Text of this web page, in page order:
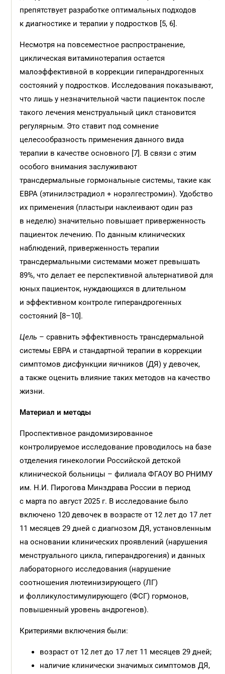
препятствует разработке оптимальных подходов
к диагностике и терапии у подростков [5, 6].
Несмотря на повсеместное распространение,
циклическая витаминотерапия остается
малоэффективной в коррекции гиперандрогенных
состояний у подростков. Исследования показывают,
что лишь у незначительной части пациенток после
такого лечения менструальный цикл становится
регулярным. Это ставит под сомнение
целесообразность применения данного вида
терапии в качестве основного [7]. В связи с этим
особого внимания заслуживают
трансдермальные гормональные системы, такие как
ЕВРА (этинилэстрадиол + норэлгестромин). Удобство
их применения (пластыри наклеивают один раз
в неделю) значительно повышает приверженность
пациенток лечению. По данным клинических
наблюдений, приверженность терапии
трансдермальными системами может превышать
89%, что делает ее перспективной альтернативой для
юных пациенток, нуждающихся в длительном
и эффективном контроле гиперандрогенных
состояний [8–10].
Цель – сравнить эффективность трансдермальной
системы ЕВРА и стандартной терапии в коррекции
симптомов дисфункции яичников (ДЯ) у девочек,
а также оценить влияние таких методов на качество
жизни.
Материал и методы
Проспективное рандомизированное
контролируемое исследование проводилось на базе
отделения гинекологии Российской детской
клинической больницы – филиала ФГАОУ ВО РНИМУ
им. Н.И. Пирогова Минздрава России в период
с марта по август 2025 г. В исследование было
включено 120 девочек в возрасте от 12 лет до 17 лет
11 месяцев 29 дней с диагнозом ДЯ, установленным
на основании клинических проявлений (нарушения
менструального цикла, гиперандрогения) и данных
лабораторного исследования (нарушение
соотношения лютеинизирующего (ЛГ)
и фолликулостимулирующего (ФСГ) гормонов,
повышенный уровень андрогенов).
Критериями включения были:
возраст от 12 лет до 17 лет 11 месяцев 29 дней;
наличие клинически значимых симптомов ДЯ,